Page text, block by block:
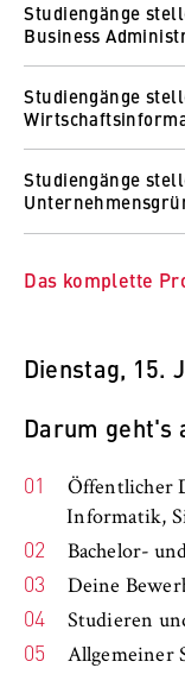
Studiengänge
Business
Wer
Prof. Dr. Ursula
Studiengänge
Prof. Dr. Gert
Studiengänge
Wer
Das komplette
Dienstag, 15.
Darum geht's
Öffentlicher
Informatik,
Bachelor-
Deine
Studieren
Allgemeiner